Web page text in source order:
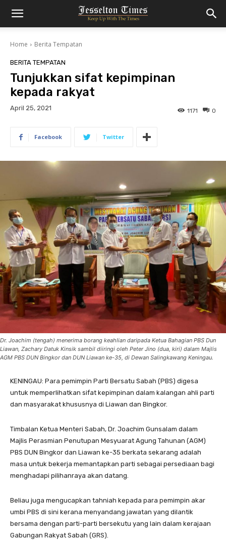
Home Berita Tempatan
BERITA TEMPATAN
Tunjukkan sifat kepimpinan
kepada rakyat
April 25, 2021 0
1171
Facebook Twitter
Dr. Joachim (tengah) menerima borang keahlian daripada Ketua Bahagian PBS Dun
Liawan, Zachary Datuk Kinsik sambil diiringi oleh Peter Jino (dua, kiri) dalam Majlis
AGM PBS DUN Bingkor dan DUN Liawan ke-35, di Dewan Salingkawang Keningau.
KENINGAU: Para pemimpin Parti Bersatu Sabah (PBS) digesa
untuk memperlihatkan sifat kepimpinan dalam kalangan ahli parti
dan masyarakat khususnya di Liawan dan Bingkor.
Timbalan Ketua Menteri Sabah, Dr. Joachim Gunsalam dalam
Majlis Perasmian Penutupan Mesyuarat Agung Tahunan (AGM)
PBS DUN Bingkor dan Liawan ke-35 berkata sekarang adalah
masa untuk bekerja memantapkan parti sebagai persediaan bagi
menghadapi pilihanraya akan datang.
Beliau juga mengucapkan tahniah kepada para pemimpin akar
umbi PBS di sini kerana menyandang jawatan yang dilantik
bersama dengan parti-parti bersekutu yang lain dalam kerajaan
Gabungan Rakyat Sabah (GRS).